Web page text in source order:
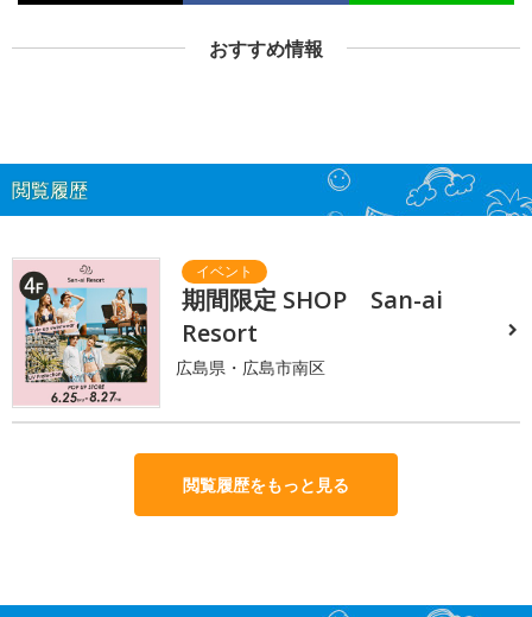
おすすめ情報
閲覧履歴
期間限定 SHOP San-ai
Resort
広島県・広島市南区
閲覧履歴をもっと見る